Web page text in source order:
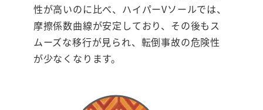
性が高いのに比べ、ハイパーVソールでは、
摩擦係数曲線が安定しており、その後もス
ムーズな移行が見られ、転倒事故の危険性
が少なくなります。